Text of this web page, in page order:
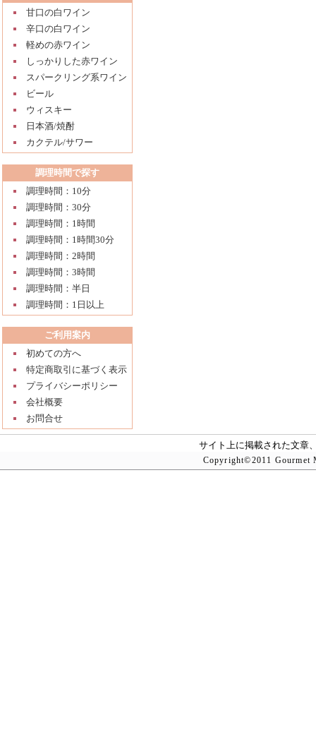
甘口の白ワイン
辛口の白ワイン
軽めの赤ワイン
しっかりした赤ワイン
スパークリング系ワイン
ビール
ウィスキー
日本酒/焼酎
カクテル/サワー
調理時間で探す
調理時間：10分
調理時間：30分
調理時間：1時間
調理時間：1時間30分
調理時間：2時間
調理時間：3時間
調理時間：半日
調理時間：1日以上
ご利用案内
初めての方へ
特定商取引に基づく表示
プライバシーポリシー
会社概要
お問合せ
サイト上に掲載された文章
Copyright©2011 Gourmet